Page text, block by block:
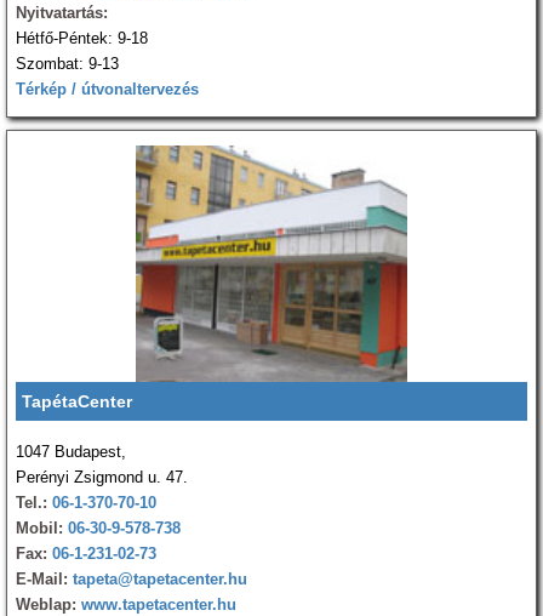
Nyitvatartás:
Hétfő-Péntek: 9-18
Szombat: 9-13
Térkép / útvonaltervezés
TapétaCenter
1047 Budapest,
Perényi Zsigmond u. 47.
Tel.: 06-1-370-70-10
Mobil: 06-30-9-578-738
Fax: 06-1-231-02-73
E-Mail: tapeta@tapetacenter.hu
Weblap: www.tapetacenter.hu